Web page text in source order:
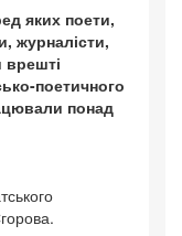
яких поети,
журналісти,
врешті
поетичного
понад